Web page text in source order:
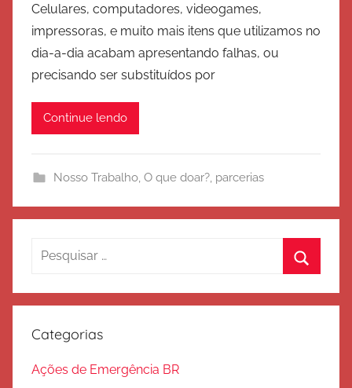
r
E
x
o
e
v
Celulares, computadores, videogames,
impressoras, e muito mais itens que utilizamos no
dia-a-dia acabam apresentando falhas, ou
precisando ser substituídos por
Continue lendo
Nosso Trabalho, O que doar?, parcerias
Pesquisar
Categorias
Ações de Emergência BR